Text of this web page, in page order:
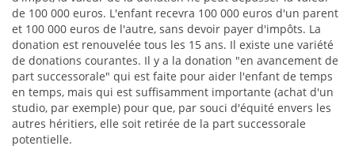
de 100 000 euros. L'enfant recevra 100 000 euros d'un parent
et 100 000 euros de l'autre, sans devoir payer d'impôts. La
donation est renouvelée tous les 15 ans. Il existe une variété
de donations courantes. Il y a la donation "en avancement de
part successorale" qui est faite pour aider l'enfant de temps
en temps, mais qui est suffisamment importante (achat d'un
studio, par exemple) pour que, par souci d'équité envers les
autres héritiers, elle soit retirée de la part successorale
potentielle.